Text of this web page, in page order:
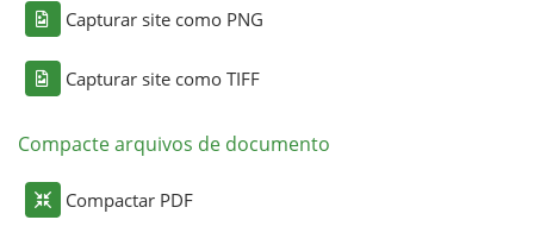
Capturar site como PNG
Capturar site como TIFF
Compacte arquivos de documento
Compactar PDF